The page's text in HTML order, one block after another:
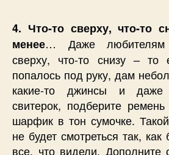
4. Что-то сверху, что-то
менее… Даже любителям
сверху, что-то снизу – то
попалось под руку, дам
какие-то джинсы и даже
свитерок, подберите
шарфик в тон сумочке.
не будет смотреться так,
все, что видели. Дополните